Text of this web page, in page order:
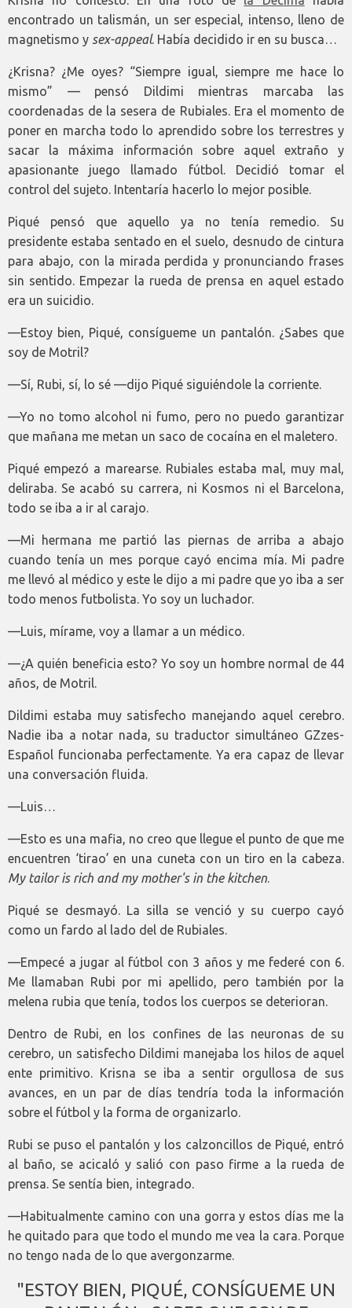
encontrado un talismán, un ser especial, intenso, lleno de
magnetismo y sex-appeal. Había decidido ir en su busca…
¿Krisna? ¿Me oyes? “Siempre igual, siempre me hace lo
mismo” — pensó Dildimi mientras marcaba las
coordenadas de la sesera de Rubiales. Era el momento de
poner en marcha todo lo aprendido sobre los terrestres y
sacar la máxima información sobre aquel extraño y
apasionante juego llamado fútbol. Decidió tomar el
control del sujeto. Intentaría hacerlo lo mejor posible.
Piqué pensó que aquello ya no tenía remedio. Su
presidente estaba sentado en el suelo, desnudo de cintura
para abajo, con la mirada perdida y pronunciando frases
sin sentido. Empezar la rueda de prensa en aquel estado
era un suicidio.
—Estoy bien, Piqué, consígueme un pantalón. ¿Sabes que
soy de Motril?
—Sí, Rubi, sí, lo sé —dijo Piqué siguiéndole la corriente.
—Yo no tomo alcohol ni fumo, pero no puedo garantizar
que mañana me metan un saco de cocaína en el maletero.
Piqué empezó a marearse. Rubiales estaba mal, muy mal,
deliraba. Se acabó su carrera, ni Kosmos ni el Barcelona,
todo se iba a ir al carajo.
—Mi hermana me partió las piernas de arriba a abajo
cuando tenía un mes porque cayó encima mía. Mi padre
me llevó al médico y este le dijo a mi padre que yo iba a ser
todo menos futbolista. Yo soy un luchador.
—Luis, mírame, voy a llamar a un médico.
—¿A quién beneficia esto? Yo soy un hombre normal de 44
años, de Motril.
Dildimi estaba muy satisfecho manejando aquel cerebro.
Nadie iba a notar nada, su traductor simultáneo GZzes-
Español funcionaba perfectamente. Ya era capaz de llevar
una conversación fluida.
—Luis…
—Esto es una mafia, no creo que llegue el punto de que me
encuentren ‘tirao’ en una cuneta con un tiro en la cabeza.
My tailor is rich and my mother's in the kitchen.
Piqué se desmayó. La silla se venció y su cuerpo cayó
como un fardo al lado del de Rubiales.
—Empecé a jugar al fútbol con 3 años y me federé con 6.
Me llamaban Rubi por mi apellido, pero también por la
melena rubia que tenía, todos los cuerpos se deterioran.
Dentro de Rubi, en los confines de las neuronas de su
cerebro, un satisfecho Dildimi manejaba los hilos de aquel
ente primitivo. Krisna se iba a sentir orgullosa de sus
avances, en un par de días tendría toda la información
sobre el fútbol y la forma de organizarlo.
Rubi se puso el pantalón y los calzoncillos de Piqué, entró
al baño, se acicaló y salió con paso firme a la rueda de
prensa. Se sentía bien, integrado.
—Habitualmente camino con una gorra y estos días me la
he quitado para que todo el mundo me vea la cara. Porque
no tengo nada de lo que avergonzarme.
"ESTOY BIEN, PIQUÉ, CONSÍGUEME UN